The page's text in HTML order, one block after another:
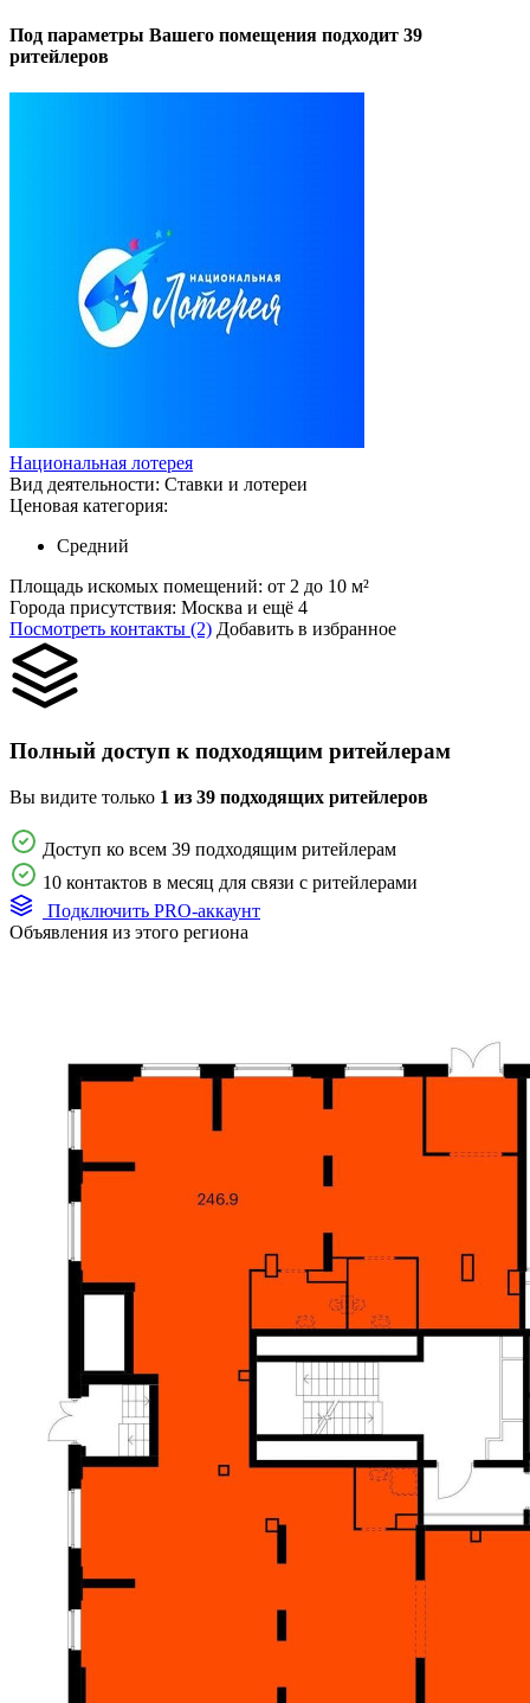
Под параметры Вашего помещения подходит 39
ритейлеров
Национальная лотерея
Вид деятельности: Ставки и лотереи
Ценовая категория:
Средний
Площадь искомых помещений: от 2 до 10 м²
Города присутствия: Москва и ещё 4
Посмотреть контакты (2) Добавить в избранное
Полный доступ к подходящим ритейлерам
Вы видите только 1 из 39 подходящих ритейлеров
Доступ ко всем 39 подходящим ритейлерам
10 контактов в месяц для связи с ритейлерами
Подключить PRO-аккаунт
Объявления из этого региона